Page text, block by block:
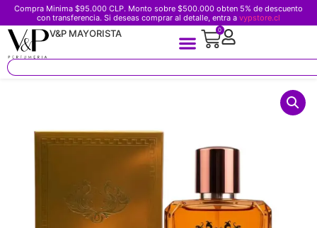
Compra Minima $95.000 CLP. Monto sobre $500.000 obten 5% de descuento
con transferencia. Si deseas comprar al detalle, entra a vypstore.cl
V&P MAYORISTA 0